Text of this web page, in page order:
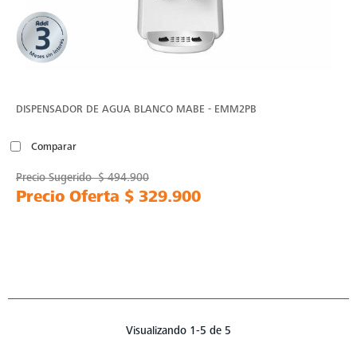
DISPENSADOR DE AGUA BLANCO MABE - EMM2PB
Comparar
Precio Sugerido$ 494.900
Precio Oferta $ 329.900
Visualizando 1-5 de 5